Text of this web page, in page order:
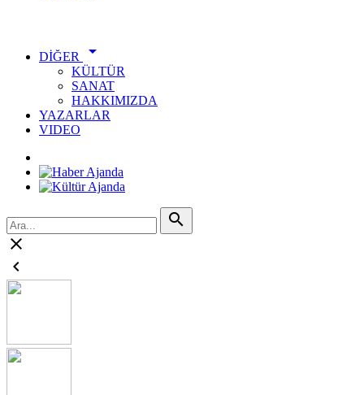
DİĞER 
KÜLTÜR
SANAT
HAKKIMIZDA
YAZARLAR
VIDEO


